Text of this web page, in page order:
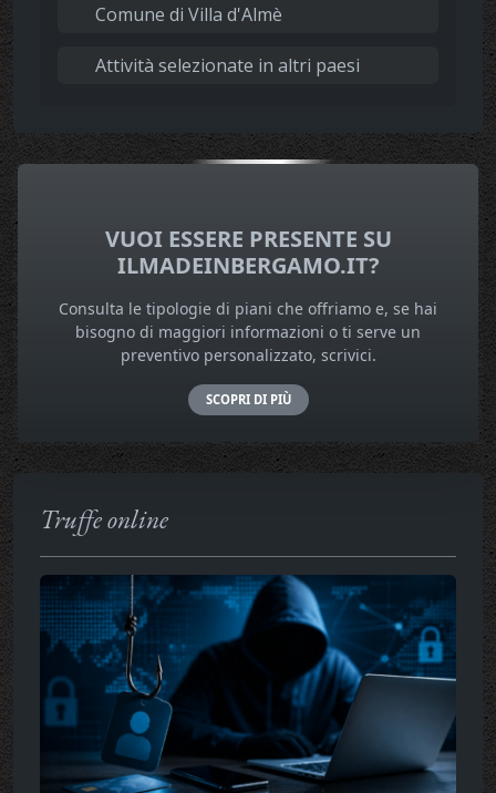
Comune di Villa d'Almè
Attività selezionate in altri paesi
VUOI ESSERE PRESENTE SU
ILMADEINBERGAMO.IT?
Consulta le tipologie di piani che offriamo e, se hai
bisogno di maggiori informazioni o ti serve un
preventivo personalizzato, scrivici.
SCOPRI DI PIÙ
Truffe online